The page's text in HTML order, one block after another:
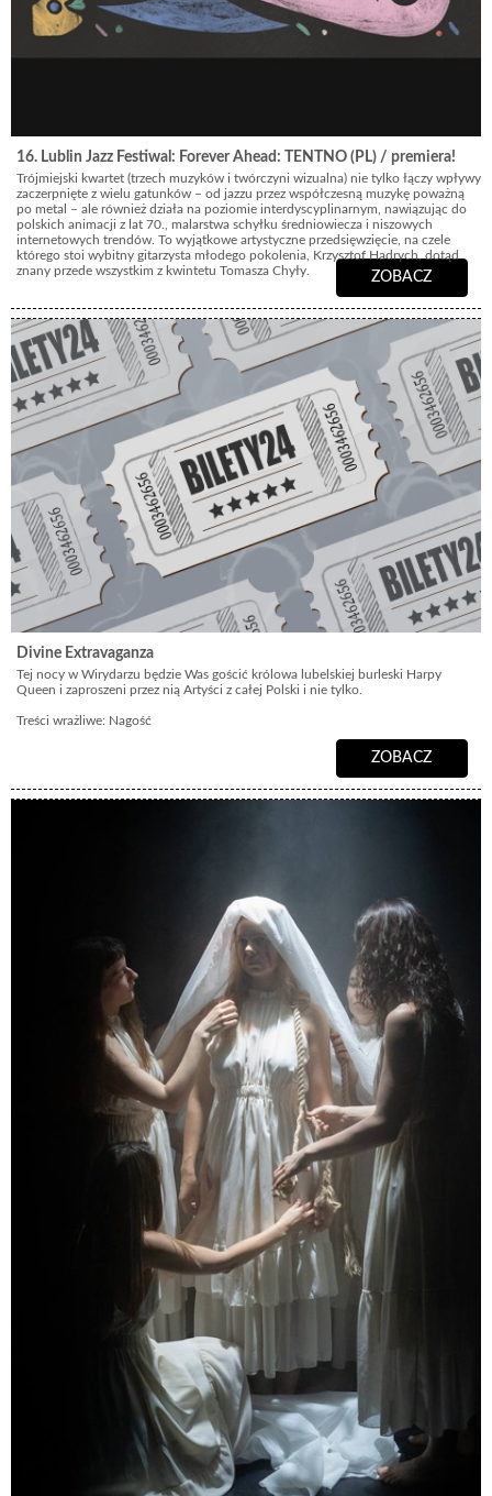
16. Lublin Jazz Festiwal: Forever Ahead: TENTNO (PL) / premiera!
Trójmiejski kwartet (trzech muzyków i twórczyni wizualna) nie tylko łączy wpływy
zaczerpnięte z wielu gatunków – od jazzu przez współczesną muzykę poważną
po metal – ale również działa na poziomie interdyscyplinarnym, nawiązując do
polskich animacji z lat 70., malarstwa schyłku średniowiecza i niszowych
internetowych trendów. To wyjątkowe artystyczne przedsięwzięcie, na czele
którego stoi wybitny gitarzysta młodego pokolenia, Krzysztof Hadrych, dotąd
znany przede wszystkim z kwintetu Tomasza Chyły.
ZOBACZ
Divine Extravaganza
Tej nocy w Wirydarzu będzie Was gościć królowa lubelskiej burleski Harpy
Queen i zaproszeni przez nią Artyści z całej Polski i nie tylko.
Treści wrażliwe: Nagość
ZOBACZ